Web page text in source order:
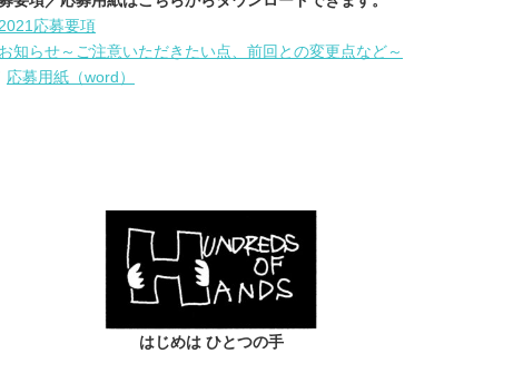
応募要項
知らせ～ご注意いただきたい点、前回との変更点など～
応募用紙（word）
はじめは ひとつの手